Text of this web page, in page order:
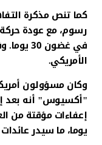
كما تنص مذكرة
رسوم، مع عودة
في غضون
الأمريكي.
وكان مسؤولون
"أكسيوس" أنه بعد
يوما، ما سيدر